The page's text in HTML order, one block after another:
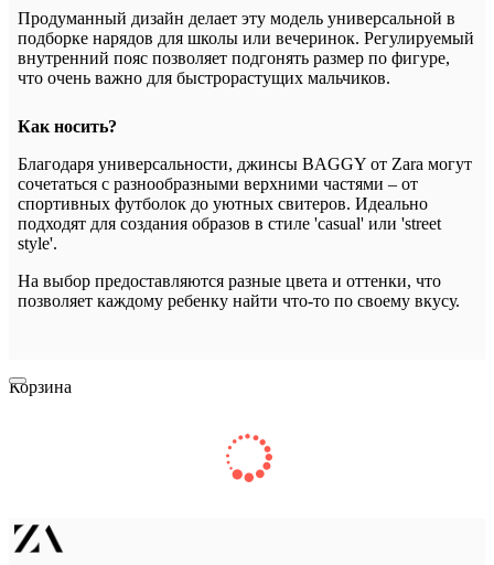
Продуманный дизайн делает эту модель универсальной в
подборке нарядов для школы или вечеринок. Регулируемый
внутренний пояс позволяет подгонять размер по фигуре,
что очень важно для быстрорастущих мальчиков.
Как носить?
Благодаря универсальности, джинсы BAGGY от Zara могут
сочетаться с разнообразными верхними частями – от
спортивных футболок до уютных свитеров. Идеально
подходят для создания образов в стиле 'casual' или 'street
style'.
На выбор предоставляются разные цвета и оттенки, что
позволяет каждому ребенку найти что-то по своему вкусу.
Корзина